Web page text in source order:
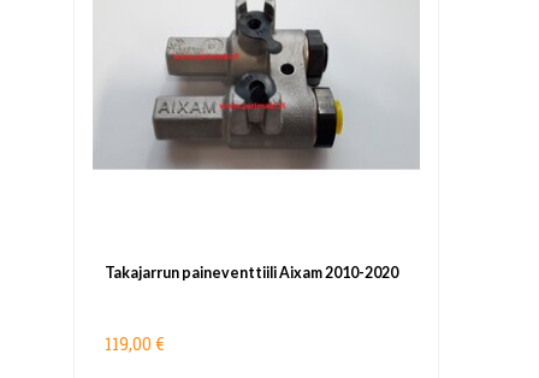
Takajarrun paineventtiili Aixam 2010-2020
119,00 €